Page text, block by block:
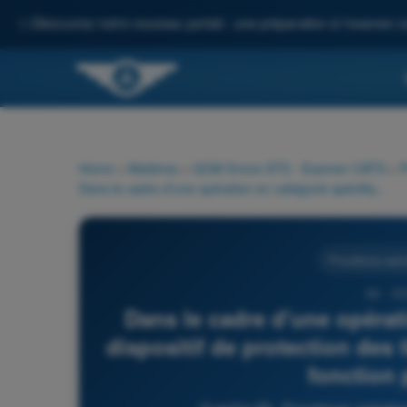
Découvrez notre nouveau portail : une préparation à l'examen
Home Matières QCM Drone STS - Examen CATS
Dans le cadre d'une
dispositif de protection des
fonction